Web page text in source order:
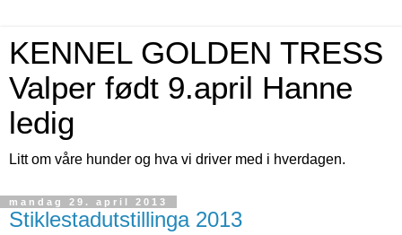
KENNEL GOLDEN TRESS
Valper født 9.april Hanne
ledig
Litt om våre hunder og hva vi driver med i hverdagen.
mandag 29. april 2013
Stiklestadutstillinga 2013